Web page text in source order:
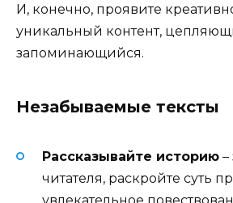
И, конечно, проявите
уникальный контент,
запоминающийся.
Незабываемые тексты
Рассказывайте историю –
читателя, раскройте суть